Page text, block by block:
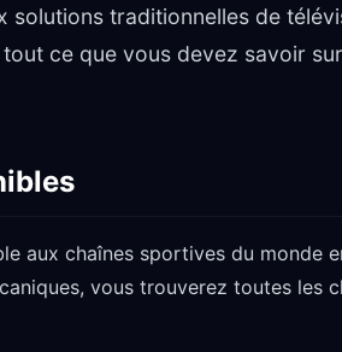
solutions traditionnelles de
ce que vous devez savoir
aux chaînes sportives du monde
vous trouverez toutes les